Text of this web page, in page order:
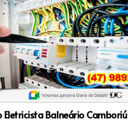
Eletricista Balneário Camboriú